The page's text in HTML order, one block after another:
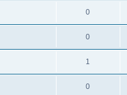
0
0
1
0